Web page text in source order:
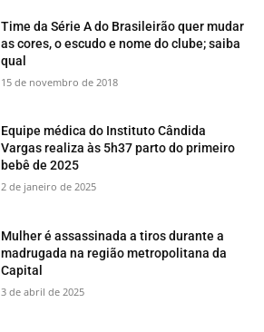
Time da Série A do Brasileirão quer mudar
as cores, o escudo e nome do clube; saiba
qual
15 de novembro de 2018
Equipe médica do Instituto Cândida
Vargas realiza às 5h37 parto do primeiro
bebê de 2025
2 de janeiro de 2025
Mulher é assassinada a tiros durante a
madrugada na região metropolitana da
Capital
3 de abril de 2025